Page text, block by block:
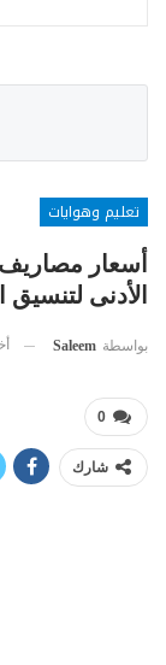
تعليم وهوايات
الأدنى لتنسيق
بواسطة Saleem
0
شارك